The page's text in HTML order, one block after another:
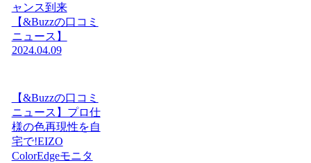
ャンス到来
【&Buzzの口コミ
ニュース】
2024.04.09
【&Buzzの口コミ
ニュース】プロ仕
様の色再現性を自
宅で!EIZO
ColorEdgeモニタ